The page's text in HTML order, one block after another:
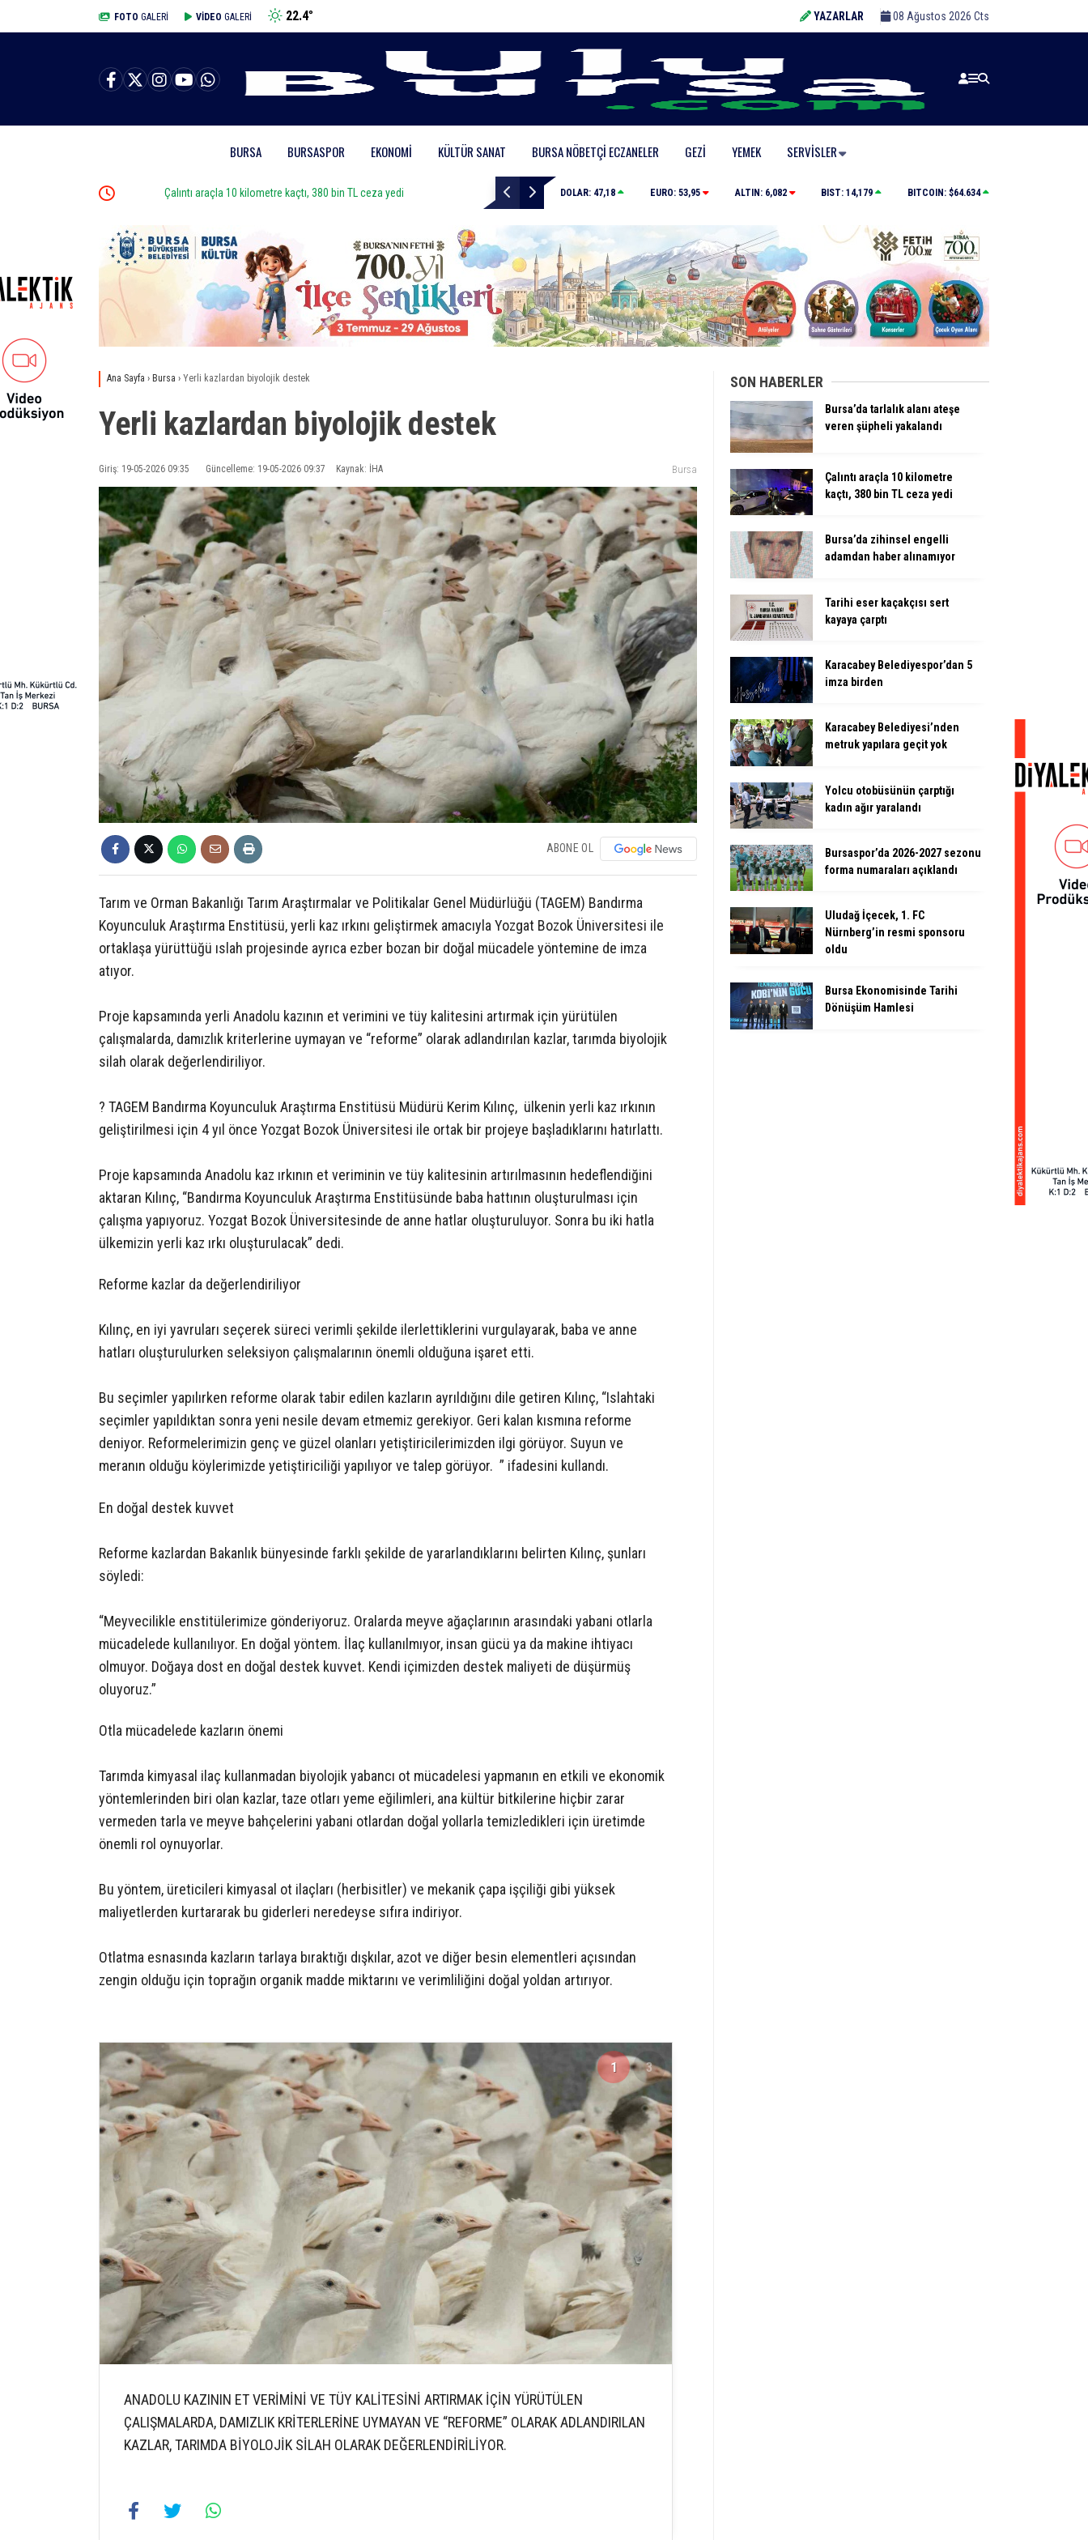
FOTO GALERİ VİDEO GALERİ 22.4° YAZARLAR 08 Ağustos 2026 Cts
BURSA BURSASPOR EKONOMI KÜLTÜR SANAT BURSA NÖBETÇI ECZANELER GEZI YEMEK SERVISLER
Çalıntı araçla 10 kilometre kaçtı, 380 bin TL ceza yedi Bursa’da zihinsel engelli adamdan haber alınamıyor Tarihi eser kaçakçısı sert kayaya çarptı
DOLAR: 47,18 EURO: 53,95 ALTIN: 6,082 BIST: 14,179 BITCOIN: $64.634
Ana Sayfa › Bursa › Yerli kazlardan biyolojik destek
Yerli kazlardan biyolojik destek
Giriş: 19-05-2026 09:35 Güncelleme: 19-05-2026 09:37 Kaynak: İHA Bursa
ABONE OL
Tarım ve Orman Bakanlığı Tarım Araştırmalar ve Politikalar Genel Müdürlüğü (TAGEM) Bandırma
Koyunculuk Araştırma Enstitüsü, yerli kaz ırkını geliştirmek amacıyla Yozgat Bozok Üniversitesi ile
ortaklaşa yürüttüğü ıslah projesinde ayrıca ezber bozan bir doğal mücadele yöntemine de imza
atıyor.
Proje kapsamında yerli Anadolu kazının et verimini ve tüy kalitesini artırmak için yürütülen
çalışmalarda, damızlık kriterlerine uymayan ve “reforme” olarak adlandırılan kazlar, tarımda biyolojik
silah olarak değerlendiriliyor.
? TAGEM Bandırma Koyunculuk Araştırma Enstitüsü Müdürü Kerim Kılınç, ülkenin yerli kaz ırkının
geliştirilmesi için 4 yıl önce Yozgat Bozok Üniversitesi ile ortak bir projeye başladıklarını hatırlattı.
Proje kapsamında Anadolu kaz ırkının et veriminin ve tüy kalitesinin artırılmasının hedeflendiğini
aktaran Kılınç, “Bandırma Koyunculuk Araştırma Enstitüsünde baba hattının oluşturulması için
çalışma yapıyoruz. Yozgat Bozok Üniversitesinde de anne hatlar oluşturuluyor. Sonra bu iki hatla
ülkemizin yerli kaz ırkı oluşturulacak” dedi.
Reforme kazlar da değerlendiriliyor
Kılınç, en iyi yavruları seçerek süreci verimli şekilde ilerlettiklerini vurgulayarak, baba ve anne
hatları oluşturulurken seleksiyon çalışmalarının önemli olduğuna işaret etti.
Bu seçimler yapılırken reforme olarak tabir edilen kazların ayrıldığını dile getiren Kılınç, “Islahtaki
seçimler yapıldıktan sonra yeni nesile devam etmemiz gerekiyor. Geri kalan kısmına reforme
deniyor. Reformelerimizin genç ve güzel olanları yetiştiricilerimizden ilgi görüyor. Suyun ve
meranın olduğu köylerimizde yetiştiriciliği yapılıyor ve talep görüyor. ” ifadesini kullandı.
En doğal destek kuvvet
Reforme kazlardan Bakanlık bünyesinde farklı şekilde de yararlandıklarını belirten Kılınç, şunları
söyledi:
“Meyvecilikle enstitülerimize gönderiyoruz. Oralarda meyve ağaçlarının arasındaki yabani otlarla
mücadelede kullanılıyor. En doğal yöntem. İlaç kullanılmıyor, insan gücü ya da makine ihtiyacı
olmuyor. Doğaya dost en doğal destek kuvvet. Kendi içimizden destek maliyeti de düşürmüş
oluyoruz.”
Otla mücadelede kazların önemi
Tarımda kimyasal ilaç kullanmadan biyolojik yabancı ot mücadelesi yapmanın en etkili ve ekonomik
yöntemlerinden biri olan kazlar, taze otları yeme eğilimleri, ana kültür bitkilerine hiçbir zarar
vermeden tarla ve meyve bahçelerini yabani otlardan doğal yollarla temizledikleri için üretimde
önemli rol oynuyorlar.
Bu yöntem, üreticileri kimyasal ot ilaçları (herbisitler) ve mekanik çapa işçiliği gibi yüksek
maliyetlerden kurtararak bu giderleri neredeyse sıfıra indiriyor.
Otlatma esnasında kazların tarlaya bıraktığı dışkılar, azot ve diğer besin elementleri açısından
zengin olduğu için toprağın organik madde miktarını ve verimliliğini doğal yoldan artırıyor.
1 3
ANADOLU KAZININ ET VERİMİNİ VE TÜY KALİTESİNİ ARTIRMAK İÇİN YÜRÜTÜLEN
ÇALIŞMALARDA, DAMIZLIK KRİTERLERİNE UYMAYAN VE “REFORME” OLARAK ADLANDIRILAN
KAZLAR, TARIMDA BİYOLOJİK SİLAH OLARAK DEĞERLENDİRİLİYOR.
SON HABERLER
Bursa’da tarlalık alanı ateşe
veren şüpheli yakalandı
Çalıntı araçla 10 kilometre
kaçtı, 380 bin TL ceza yedi
Bursa’da zihinsel engelli
adamdan haber alınamıyor
Tarihi eser kaçakçısı sert
kayaya çarptı
Karacabey Belediyespor’dan 5
imza birden
Karacabey Belediyesi’nden
metruk yapılara geçit yok
Yolcu otobüsünün çarptığı
kadın ağır yaralandı
Bursaspor’da 2026-2027 sezonu
forma numaraları açıklandı
Uludağ İçecek, 1. FC
Nürnberg’in resmi sponsoru
oldu
Bursa Ekonomisinde Tarihi
Dönüşüm Hamlesi